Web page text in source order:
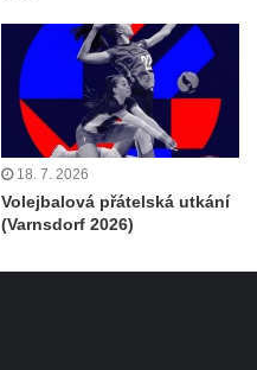
18. 7. 2026
Volejbalová přátelská utkání
(Varnsdorf 2026)